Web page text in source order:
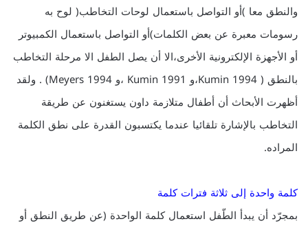
والنطق معا )أو التواصل باستعمال لوحات التخاطب( لوح به
رسومات معبرة عن بعض الكلمات)أو التواصل باستعمال الكمبيوتر
أو الأجهزة الإلكترونية الأخرى،الا أن يصل الطفل الا مرحلة التخاطب
بالنطق ( Kumin 1994،و Kumin 1991 ،و Meyers 1994) . ولقد
أظهرت الأبحاث أن أطفال متلازمة داون يستغنون عن طريقة
التخاطب بالإشارة تلقائيا عندما يكتسبون القدرة على نطق الكلمة
المراده.
كلمة واحدة إلى ثلاثة فترات كلمة
بمجرّد أن يبدأ الطّفل استعمال كلمة الواحدة (عن طريق النطق أو